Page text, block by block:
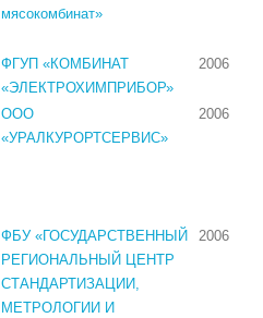
мясокомбинат»
ФГУП «КОМБИНАТ
«ЭЛЕКТРОХИМПРИБОР»
2006
ООО
«УРАЛКУРОРТСЕРВИС»
2006
ФБУ «ГОСУДАРСТВЕННЫЙ
РЕГИОНАЛЬНЫЙ ЦЕНТР
СТАНДАРТИЗАЦИИ,
МЕТРОЛОГИИ И
2006